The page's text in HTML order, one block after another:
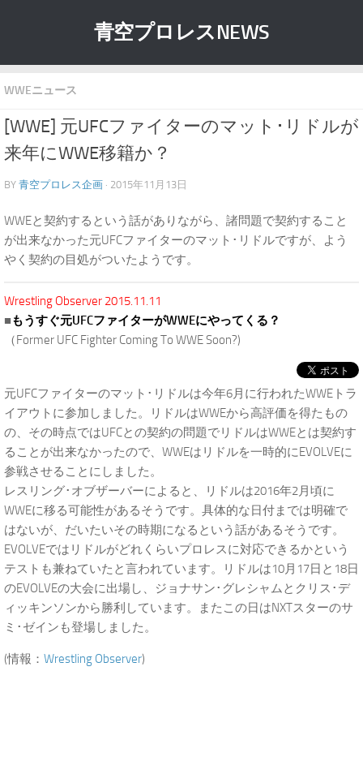
青空プロレスNEWS
WWEニュース
[WWE] 元UFCファイターのマット･リドルが
来年にWWE移籍か？
BY 青空プロレス企画 · 2015年11月13日
WWEと契約するという話がありながら、諸問題で契約すること
が出来なかった元UFCファイターのマット･リドルですが、よう
やく契約の目処がついたようです。
Wrestling Observer 2015.11.11
■もうすぐ元UFCファイターがWWEにやってくる？
（Former UFC Fighter Coming To WWE Soon?)
元UFCファイターのマット･リドルは今年6月に行われたWWEトラ
イアウトに参加しました。リドルはWWEから高評価を得たもの
の、その時点ではUFCとの契約の問題でリドルはWWEとは契約す
ることが出来なかったので、WWEはリドルを一時的にEVOLVEに
参戦させることにしました。
レスリング･オブザーバーによると、リドルは2016年2月頃に
WWEに移る可能性があるそうです。具体的な日付までは明確で
はないが、だいたいその時期になるという話があるそうです。
EVOLVEではリドルがどれくらいプロレスに対応できるかという
テストも兼ねていたと言われています。リドルは10月17日と18日
のEVOLVEの大会に出場し、ジョナサン･グレシャムとクリス･デ
ィッキンソンから勝利しています。またこの日はNXTスターのサ
ミ･ゼインも登場しました。
(情報： Wrestling Observer)